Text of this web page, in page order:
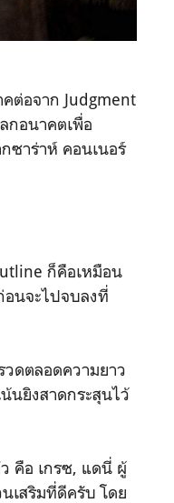
ต่อจาก Judgment
กอนาคตเพื่อ
ซาร่าห์ คอนเนอร์
ก็คือเหมือน
อนจะไปจบลงที่
ดตลอดความยาว
นยิงสาดกระสุนไว้
คือ เกรซ, แดนี่ ผู้
เสริมที่ดีครับ โดย